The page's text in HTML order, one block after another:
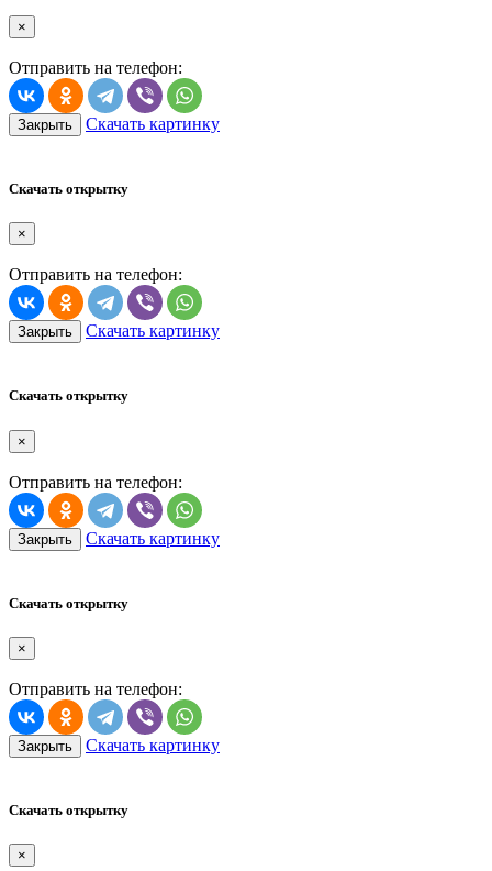
×
Отправить на телефон:
Закрыть Скачать картинку
Скачать открытку
×
Отправить на телефон:
Закрыть Скачать картинку
Скачать открытку
×
Отправить на телефон:
Закрыть Скачать картинку
Скачать открытку
×
Отправить на телефон:
Закрыть Скачать картинку
Скачать открытку
×